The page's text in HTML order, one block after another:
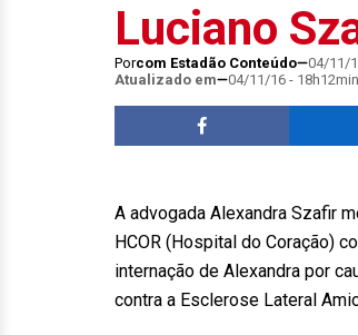
Luciano
Porcom Estadão Conteúdo 04/11/
Atualizado em
04/11/16 - 18h12min
A advogada Alexandra Szafir
HCOR (Hospital do Coração)
internação de Alexandra por
contra a Esclerose Lateral